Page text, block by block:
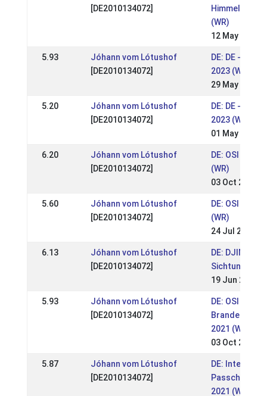
[DE2010134072]
(WR)
12 May 2024
5.93
Jóhann vom Lótushof
[DE2010134072]
DE: DE -
2023 (WR)
29 May 2023
5.20
Jóhann vom Lótushof
[DE2010134072]
DE: DE -
2023 (WR)
01 May 2023
6.20
Jóhann vom Lótushof
[DE2010134072]
DE: OSI
(WR)
03 Oct 2022
5.60
Jóhann vom Lótushof
[DE2010134072]
DE: OSI
(WR)
24 Jul 2022
6.13
Jóhann vom Lótushof
[DE2010134072]
DE: DJIM
Sichtung YR)
19 Jun 2022
5.93
Jóhann vom Lótushof
[DE2010134072]
DE: OSI &
Brandenburg
2021 (WR)
03 Oct 2021
5.87
Jóhann vom Lótushof
[DE2010134072]
DE:
2021 (WR)